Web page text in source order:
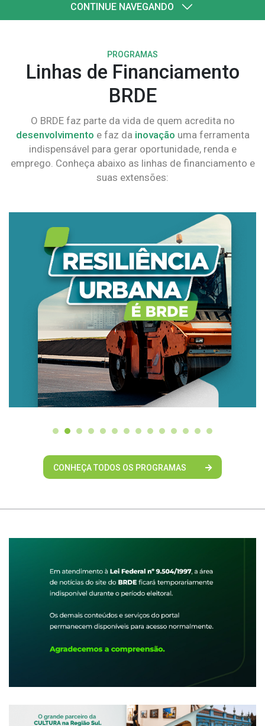
CONTINUE NAVEGANDO
PROGRAMAS
Linhas de Financiamento
BRDE
O BRDE faz parte da vida de quem acredita no
desenvolvimento e faz da inovação uma ferramenta
indispensável para gerar oportunidade, renda e
emprego. Conheça abaixo as linhas de financiamento e
suas extensões:
CONHEÇA TODOS OS PROGRAMAS